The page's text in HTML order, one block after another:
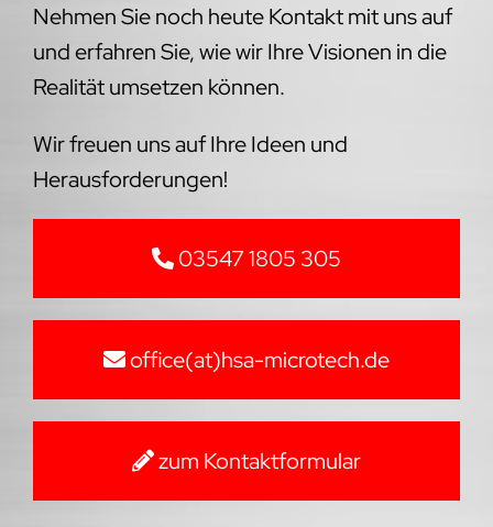
Nehmen Sie noch heute Kontakt mit uns auf
und erfahren Sie, wie wir Ihre Visionen in die
Realität umsetzen können.
Wir freuen uns auf Ihre Ideen und
Herausforderungen!
03547 1805 305
office(at)hsa-microtech.de
zum Kontaktformular